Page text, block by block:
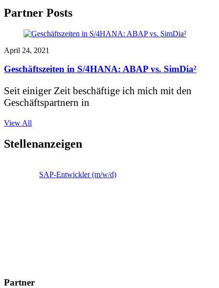
Partner Posts
April 24, 2021
Geschäftszeiten in S/4HANA: ABAP vs. SimDia²
Seit einiger Zeit beschäftige ich mich mit den
Geschäftspartnern in
View All
Stellenanzeigen
SAP-Entwickler (m/w/d)
Partner